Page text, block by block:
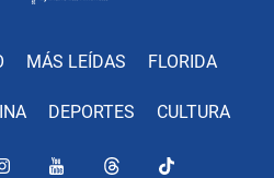
MÁS LEÍDAS FLORIDA
DEPORTES CULTURA